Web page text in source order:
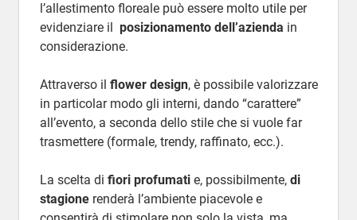
l’allestimento floreale può essere molto utile per
evidenziare il posizionamento dell’azienda in
considerazione.
Attraverso il flower design, è possibile valorizzare
in particolar modo gli interni, dando “carattere”
all’evento, a seconda dello stile che si vuole far
trasmettere (formale, trendy, raffinato, ecc.).
La scelta di fiori profumatie, possibilmente, di
stagionerenderà l’ambiente piacevole e